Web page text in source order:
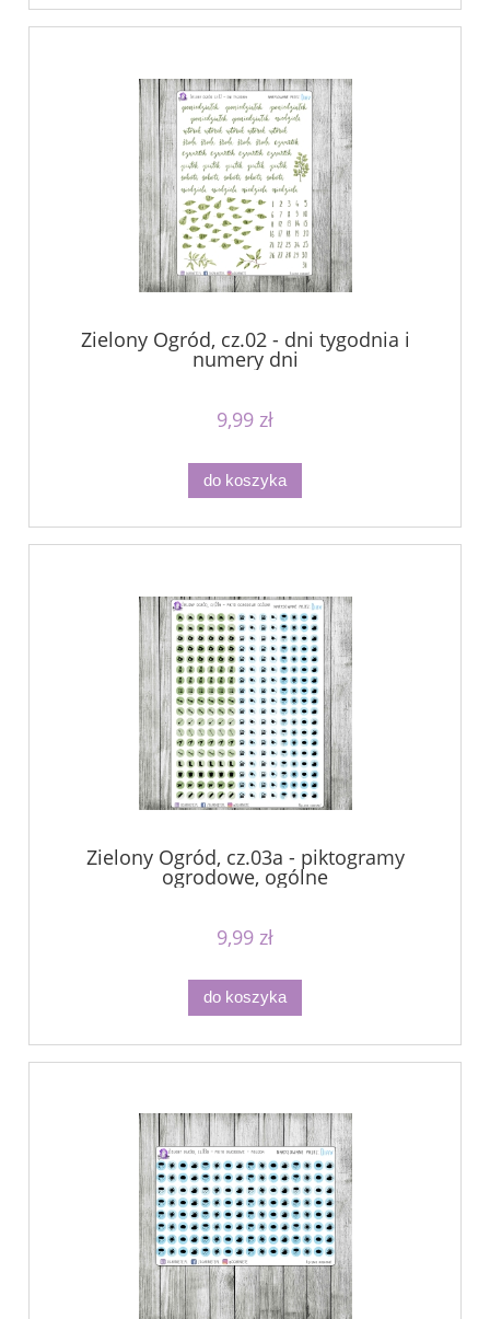
Zielony Ogród, cz.02 - dni tygodnia i
numery dni
9,99 zł
do koszyka
Zielony Ogród, cz.03a - piktogramy
ogrodowe, ogólne
9,99 zł
do koszyka